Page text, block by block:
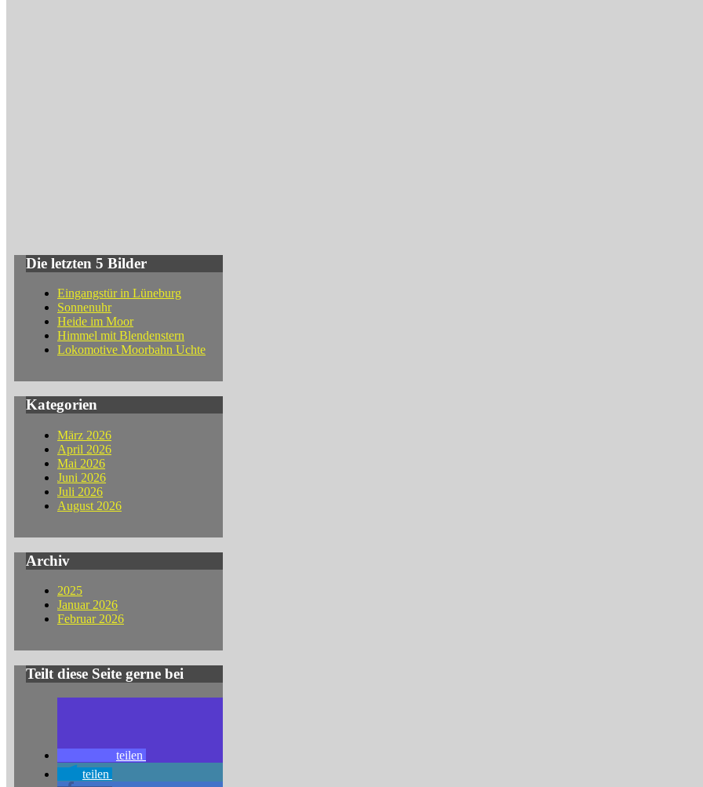
Die letzten 5 Bilder
Eingangstür in Lüneburg
Sonnenuhr
Heide im Moor
Himmel mit Blendenstern
Lokomotive Moorbahn Uchte
Kategorien
März 2026
April 2026
Mai 2026
Juni 2026
Juli 2026
August 2026
Archiv
2025
Januar 2026
Februar 2026
Teilt diese Seite gerne bei
teilen
teilen